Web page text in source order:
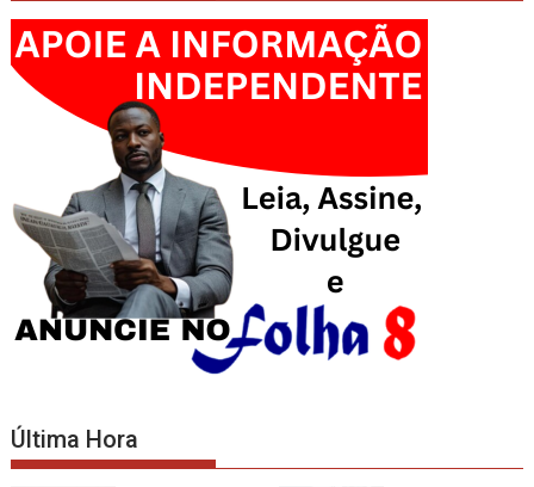
Última Hora